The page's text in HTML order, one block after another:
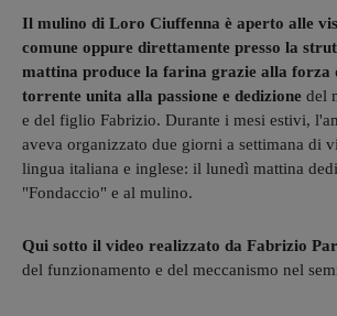
Il mulino di Loro Ciuffenna è aperto alle
comune oppure direttamente presso la
mattina produce la farina grazie alla forza
torrente unita alla passione e dedizione del
e del figlio Fabrizio. Durante i mesi estivi,
aveva organizzato due giorni a settimana di
lingua italiana e inglese: il lunedì mattina
"Fondaccio" e al mulino.
Qui sotto il video realizzato da Fabrizio
del funzionamento e del meccanismo nel